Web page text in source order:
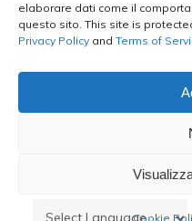
elaborare dati come il
questo sito. This site is
Privacy Policy and Terms of
Cookie
Le